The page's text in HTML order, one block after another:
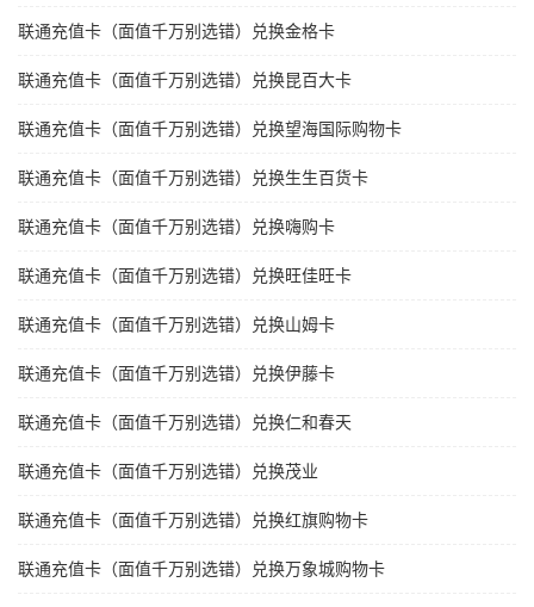
联通充值卡（面值千万别选错）兑换金格卡
联通充值卡（面值千万别选错）兑换昆百大卡
联通充值卡（面值千万别选错）兑换望海国际购物卡
联通充值卡（面值千万别选错）兑换生生百货卡
联通充值卡（面值千万别选错）兑换嗨购卡
联通充值卡（面值千万别选错）兑换旺佳旺卡
联通充值卡（面值千万别选错）兑换山姆卡
联通充值卡（面值千万别选错）兑换伊藤卡
联通充值卡（面值千万别选错）兑换仁和春天
联通充值卡（面值千万别选错）兑换茂业
联通充值卡（面值千万别选错）兑换红旗购物卡
联通充值卡（面值千万别选错）兑换万象城购物卡